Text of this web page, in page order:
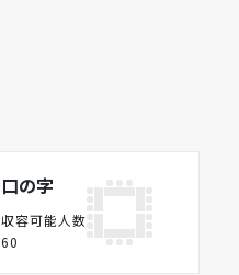
口の字
収容可能人数
60